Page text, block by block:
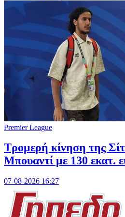
Premier League
Τρομερή κίνηση της
Μπουαντί με 130 εκατ.
07-08-2026 16:27